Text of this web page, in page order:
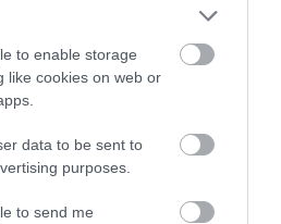
to enable storage
like cookies on web or
data to be sent to
purposes.
to send me